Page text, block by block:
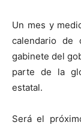
Un mes y
calendario de
gabinete del
parte de la
estatal.
Será el